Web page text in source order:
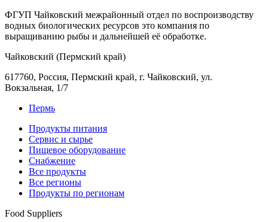
ФГУП Чайковский межрайонный отдел по воспроизводству
водных биологических ресурсов это компания по
выращиванию рыбы и дальнейшей её обработке.
Чайковский (Пермский край)
617760, Россия, Пермский край, г. Чайковский, ул.
Вокзальная, 1/7
Пермь
Продукты питания
Сервис и сырье
Пищевое оборудование
Снабжение
Все продукты
Все регионы
Продукты по регионам
Food Suppliers